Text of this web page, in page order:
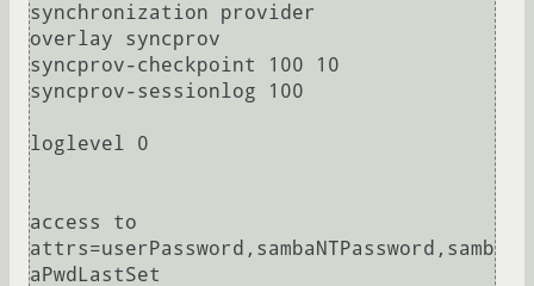
synchronization provider
overlay syncprov
syncprov-checkpoint 100 10
syncprov-sessionlog 100
loglevel 0
access to
attrs=userPassword,sambaNTPassword,samb
aPwdLastSet